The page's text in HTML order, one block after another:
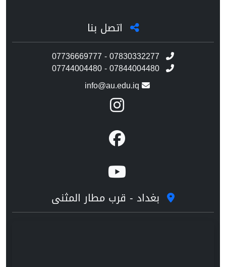
اتصل بنا
07736669777 - 07830332277
07744004480 - 07844004480
info@au.edu.iq
بغداد - قرب مطار المثنى